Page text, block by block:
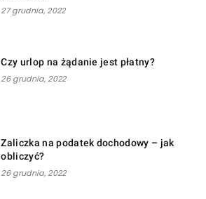
27 grudnia, 2022
Czy urlop na żądanie jest płatny?
26 grudnia, 2022
Zaliczka na podatek dochodowy – jak
obliczyć?
26 grudnia, 2022